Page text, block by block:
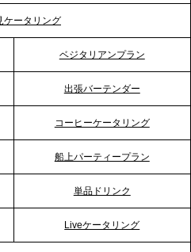
｜「温かな食」が会話のス
《食体験としてのケータ
ケータリングのセカンド
新設。神奈川エリアのサー
の高い「場づくり」をサ
ケータリング
ベジタリアンプラン
出張バーテンダー
コーヒーケータリング
船上パーティープラン
単品ドリンク
Liveケータリング